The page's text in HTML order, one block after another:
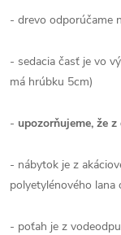
- drevo odporúčame
- sedacia časť je vo
má hrúbku 5cm)
- upozorňujeme, že
- nábytok je z
polyetylénového lana
- poťah je z